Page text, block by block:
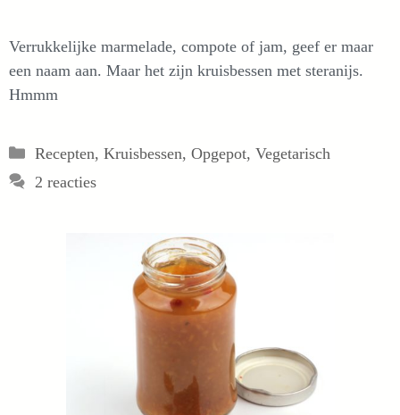
Verrukkelijke marmelade, compote of jam, geef er maar
een naam aan. Maar het zijn kruisbessen met steranijs.
Hmmm
Categorieën
Recepten, Kruisbessen, Opgepot, Vegetarisch
2 reacties